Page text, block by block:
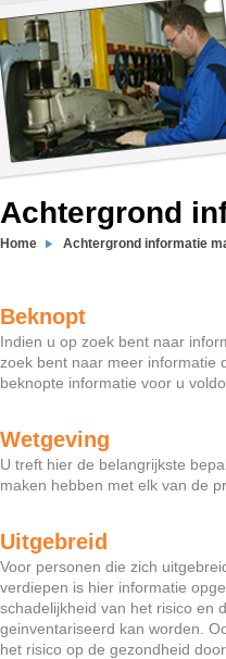
Achtergrond
Home Achtergrond informatie
Beknopt
Indien u op zoek bent naar
zoek bent naar meer informatie
beknopte informatie voor u
Wetgeving
U treft hier de belangrijkste
maken hebben met elk van de
Uitgebreid
Voor personen die zich
verdiepen is hier informatie
schadelijkheid van het risico en
geinventariseerd kan worden.
het risico op de gezondheid